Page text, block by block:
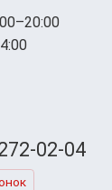
02-04